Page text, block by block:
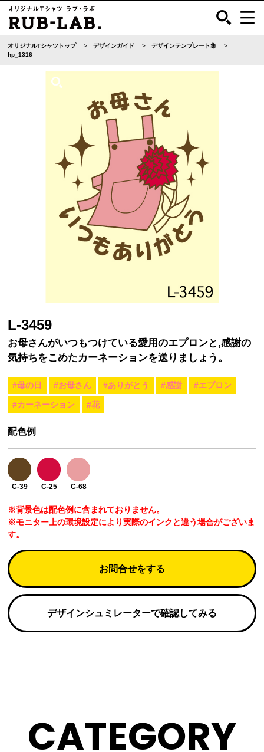
オリジナルTシャツトップ デザインガイド
デザインテンプレート集
hp_1316
L-3459
お母さんがいつもつけている愛用のエプロンと,感謝の
気持ちをこめたカーネーションを送りましょう。
#母の日 #お母さん #ありがとう #感謝 #エプロン
#カーネーション #花
配色例
C-39 C-25 C-68
※背景色は配色例に含まれておりません。
※モニター上の環境設定により実際のインクと違う場合がございま
す。
お問合せをする
デザインシュミレーターで確認してみる
CATEGORY